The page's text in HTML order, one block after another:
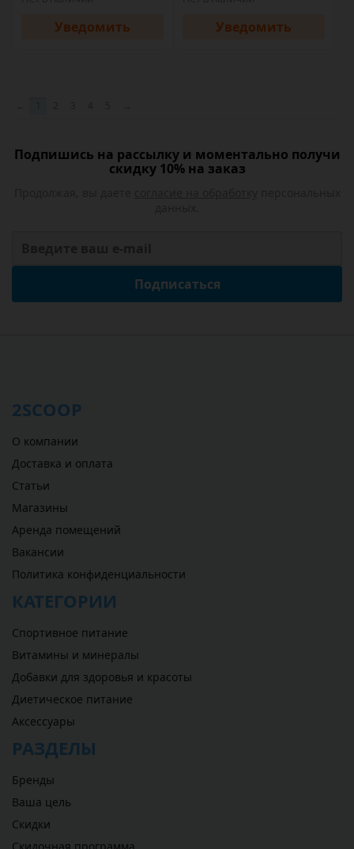
Уведомить Уведомить
Подпишись на рассылку и моментально получи
скидку 10% на заказ
Подписаться
2SCOOP
О компании
Доставка и оплата
Статьи
Магазины
Аренда помещений
Вакансии
Политика конфиденциальности
КАТЕГОРИИ
Спортивное питание
Витамины и минералы
Добавки для здоровья и красоты
Диетическое питание
Аксессуары
РАЗДЕЛЫ
Бренды
Ваша цель
Скидки